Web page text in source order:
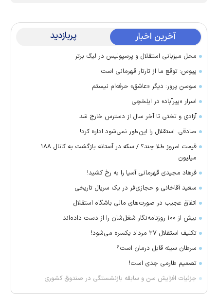
آخرین اخبار پربازدید
محل میزبانی استقلال و پرسپولیس در لیگ برتر
پیوس: توقع ما از تارتار قهرمانی است
سوسن پرور: دیگر «عاشق» حرفه‌ام نیستم
اسرار «پیرآباد» در ایلخچی
آزادی و تختی تا آخر سال از دسترس خارج شد
صادقی: استقلال را این‌طور نمی‌شود اداره کرد!
قیمت امروز طلا چند؟ / سکه در آستانه بازگشت به کانال ۱۸۸
میلیون
فرهاد مجیدی قهرمانی آسیا را به رخ کشید!
سعید آقاخانی و حجازی‌فر در یک سریال تاریخی
اتفاق عجیب در صورت‌های مالی باشگاه استقلال
بیش از ۱۰۰ روزنامه‌نگار شغل‌شان را از دست داده‌اند
تکلیف استقلال ۲۷ مرداد یکسره می‌شود!
سرطان سینه قابل درمان است؟
تصمیم طارمی جدی است!
جزئیات افزایش سن و سابقه بازنشستگی در صندوق کشوری